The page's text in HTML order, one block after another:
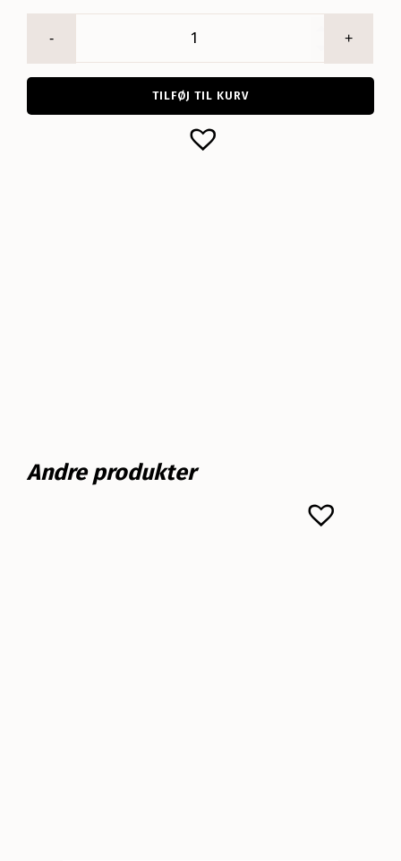
antal
TILFØJ TIL KURV
Andre produkter